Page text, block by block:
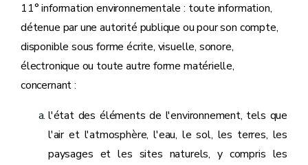
11° information environnementale : toute information,
détenue par une autorité publique ou pour son compte,
disponible sous forme écrite, visuelle, sonore,
électronique ou toute autre forme matérielle,
concernant :
l'état des éléments de l'environnement, tels que
l'air et l'atmosphère, l'eau, le sol, les terres, les
paysages et les sites naturels, y compris les